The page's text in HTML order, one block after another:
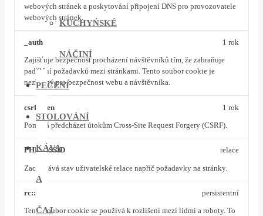
webových stránek a poskytování připojení DNS pro provozovatele
webových stránek.
_auth
Zajišťuje bezpečnost procházení návštěvníků tím, že zabraňuje
padělání požadavků mezi stránkami. Tento soubor cookie je
nezbytný pro bezpečnost webu a návštěvníka.
1 rok
csrftoken
Pomáhá předcházet útokům Cross-Site Request Forgery (CSRF).
1 rok
PHPSESSID
Zachovává stav uživatelské relace napříč požadavky na stránky.
relace
rc::a
Tento soubor cookie se používá k rozlišení mezi lidmi a roboty. To
persistentní
KUCHYŃSKÉ
NÁČINÍ
PEČENÍ
STOLOVÁNÍ
KÁVA
A
ČAJ